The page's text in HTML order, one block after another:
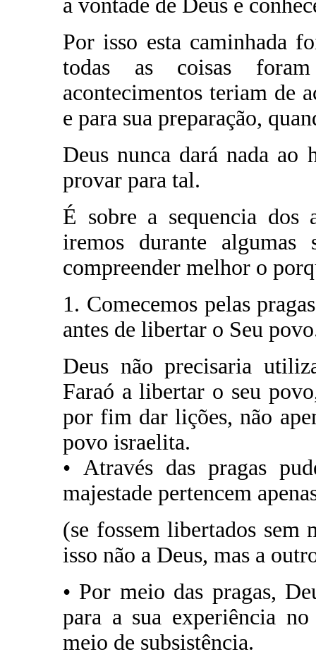
a vontade de Deus e
Por isso esta caminhada
todas as coisas
acontecimentos teriam de
e para sua preparação,
Deus nunca dará nada ao
provar para tal.
É sobre a sequencia dos
iremos durante algumas
compreender melhor o
1. Comecemos pelas
antes de libertar o Seu
Deus não precisaria
Faraó a libertar o seu
por fim dar lições, não
povo israelita.
• Através das pragas
majestade pertencem
(se fossem libertados sem
isso não a Deus, mas a
• Por meio das pragas,
para a sua experiência
meio de subsistência.